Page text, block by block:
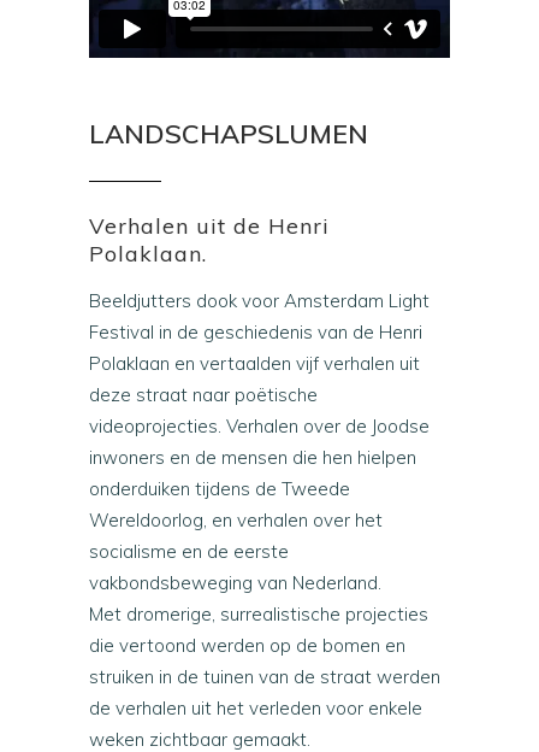
LANDSCHAPSLUMEN
Verhalen uit de Henri
Polaklaan.
Beeldjutters dook voor Amsterdam Light
Festival in de geschiedenis van de Henri
Polaklaan en vertaalden vijf verhalen uit
deze straat naar poëtische
videoprojecties. Verhalen over de Joodse
inwoners en de mensen die hen hielpen
onderduiken tijdens de Tweede
Wereldoorlog, en verhalen over het
socialisme en de eerste
vakbondsbeweging van Nederland.
Met dromerige, surrealistische projecties
die vertoond werden op de bomen en
struiken in de tuinen van de straat werden
de verhalen uit het verleden voor enkele
weken zichtbaar gemaakt.